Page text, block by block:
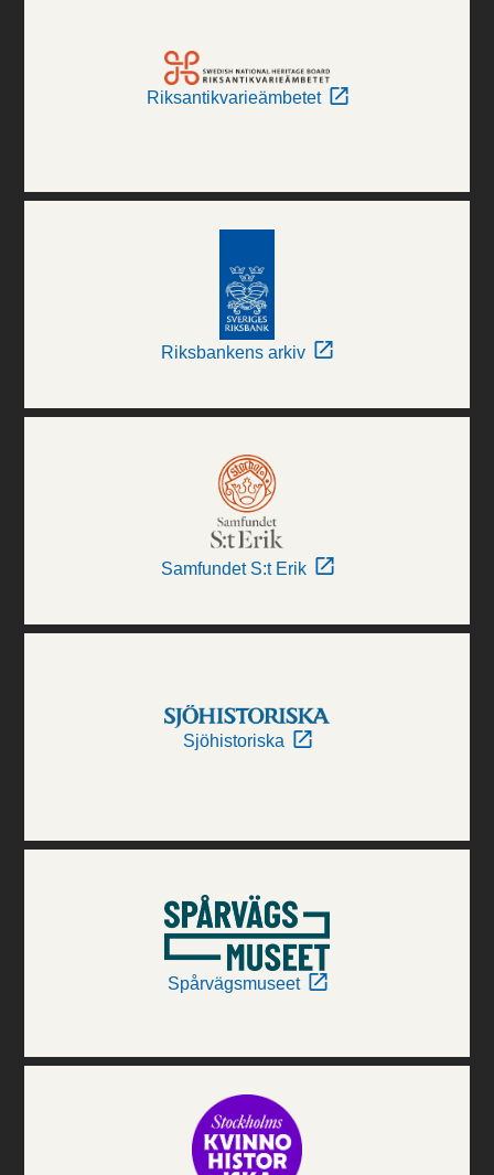
Riksantikvarieämbetet
Riksbankens arkiv
Samfundet S:t Erik
Sjöhistoriska
Spårvägsmuseet